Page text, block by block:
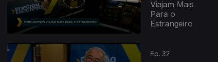
Viajam Mais
Para o
Estrangeiro
Ep. 32